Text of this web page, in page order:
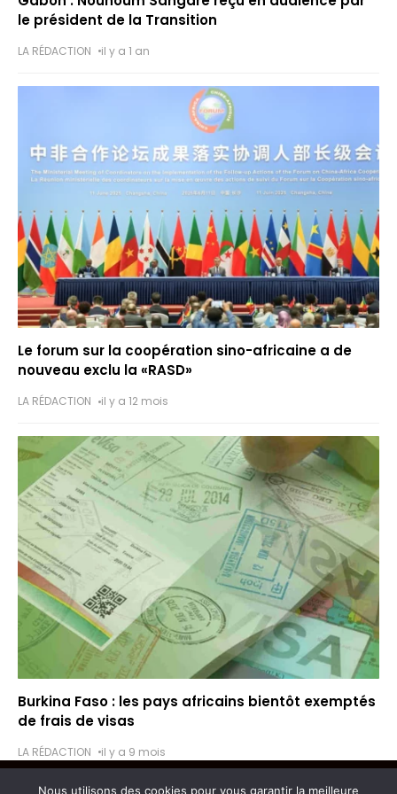
le président de la Transition
LA RÉDACTION il y a 1 an
Le forum sur la coopération sino-africaine a de
nouveau exclu la «RASD»
LA RÉDACTION il y a 12 mois
Burkina Faso : les pays africains bientôt exemptés
de frais de visas
LA RÉDACTION il y a 9 mois
Nous utilisons des cookies pour vous garantir la meilleure